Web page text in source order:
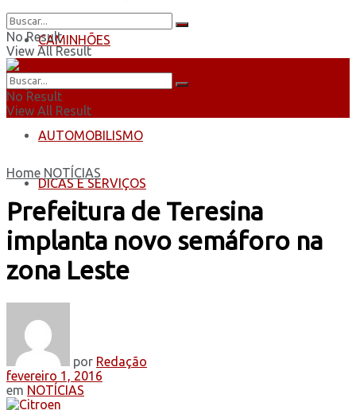
CAMINHÕES
ÔNIBUS
AUTOMOBILISMO
DICAS E SERVIÇOS
No Result
View All Result
No Result
View All Result
Home NOTÍCIAS
Prefeitura de Teresina
implanta novo semáforo na
zona Leste
por Redação
fevereiro 1, 2016
em NOTÍCIAS